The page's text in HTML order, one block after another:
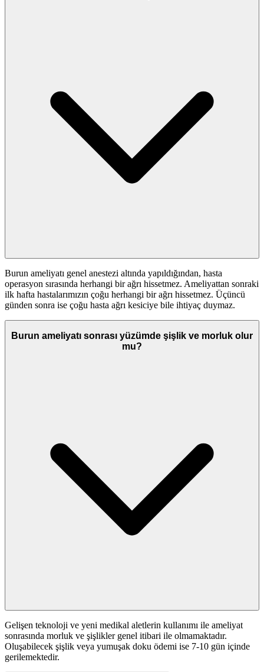
Burun ameliyatı genel anestezi altında yapıldığından, hasta
operasyon sırasında herhangi bir ağrı hissetmez. Ameliyattan sonraki
ilk hafta hastalarımızın çoğu herhangi bir ağrı hissetmez. Üçüncü
günden sonra ise çoğu hasta ağrı kesiciye bile ihtiyaç duymaz.
Burun ameliyatı sonrası yüzümde şişlik ve morluk olur
mu?
Gelişen teknoloji ve yeni medikal aletlerin kullanımı ile ameliyat
sonrasında morluk ve şişlikler genel itibari ile olmamaktadır.
Oluşabilecek şişlik veya yumuşak doku ödemi ise 7-10 gün içinde
gerilemektedir.